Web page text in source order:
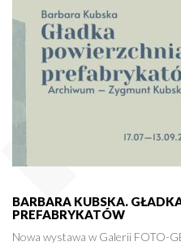
BARBARA KUBSKA.
PREFABRYKATÓW
Nowa wystawa w Galerii FOTO-